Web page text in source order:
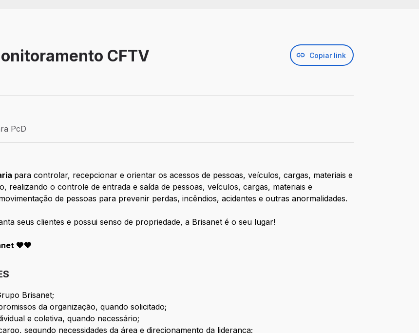
CFTV Copiar link
PcD
para controlar, recepcionar e orientar os acessos de pessoas, veículos, cargas, materiais e
realizando o controle de entrada e saída de pessoas, veículos, cargas, materiais e
de pessoas para prevenir perdas, incêndios, acidentes e outras anormalidades.
seus clientes e possui senso de propriedade, a Brisanet é o seu lugar!
💙🧡
Brisanet;
da organização, quando solicitado;
e coletiva, quando necessário;
segundo necessidades da área e direcionamento da liderança;